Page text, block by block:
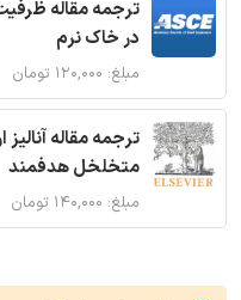
ترجمه مقاله
در خاک نرم
مبلغ: ۱۲۰,۰۰۰ تومان
ترجمه مقاله
متخلخل هدفمند
مبلغ: ۱۴۰,۰۰۰ تومان